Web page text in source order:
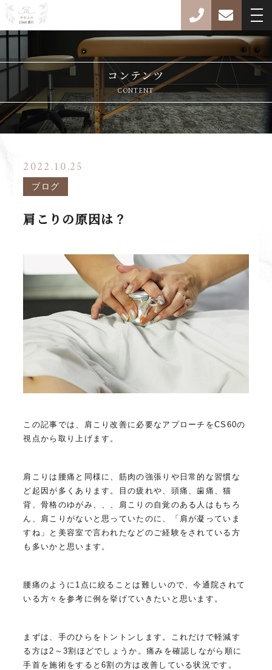
コンテンツ
CONTENT
2022.10.25
ブログ
肩こりの原因は？
この記事では、肩こり改善に必要なアプローチをCS60の
視点から取り上げます。
肩こりは腰痛と同様に、筋肉の強張りや日常的な習慣な
ど起因が多くあります。目の疲れや、頭痛、歯痛、猫
背、骨格のゆがみ、、、肩こりの自覚のある人はもちろ
ん、肩こりがないと思っていたのに、「肩が凝っていま
すね」と美容室で言われたなどのご経験をされている方
も多いかと思います。
腰痛のように1点に絞ることは難しいので、今通院されて
いる方々を参考に例を挙げていきたいと思います。
まずは、手のひらをトントンします。これだけで軽減す
る方は2～3割ほどでしょうか。痛みを確認しながら順に
手首を施術をすると6割の方は改善している状況です。